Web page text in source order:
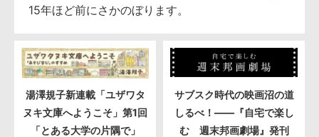
15年ほど前にさかのぼります。
湯澤規子新連載「ユザワタ
ヌキ文庫へようこそ」第1回
「とある大学の片隅で」
サブスク時代の映画沼の道
しるべ！――『自宅で楽し
む 週末邦画劇場』発刊